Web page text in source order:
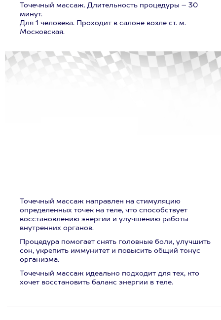
Точечный массаж. Длительность процедуры – 30
минут.
Для 1 человека. Проходит в салоне возле ст. м.
Московская.
Точечный массаж направлен на стимуляцию
определенных точек на теле, что способствует
восстановлению энергии и улучшению работы
внутренних органов.
Процедура помогает снять головные боли, улучшить
сон, укрепить иммунитет и повысить общий тонус
организма.
Точечный массаж идеально подходит для тех, кто
хочет восстановить баланс энергии в теле.